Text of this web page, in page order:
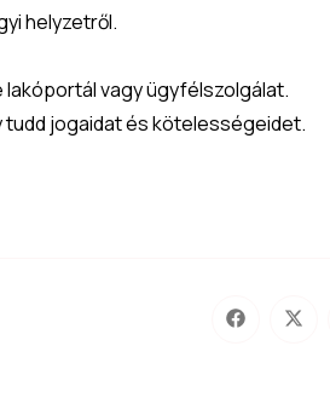
helyzetről.
lakóportál vagy ügyfélszolgálat.
jogaidat és kötelességeidet.